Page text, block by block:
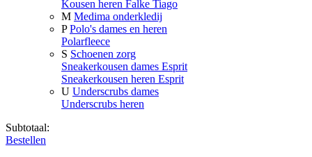
Kousen heren Falke Tiago
M Medima onderkledij
P Polo's dames en heren
Polarfleece
S Schoenen zorg
Sneakerkousen dames Esprit
Sneakerkousen heren Esprit
U Underscrubs dames
Underscrubs heren
Subtotaal:
Bestellen